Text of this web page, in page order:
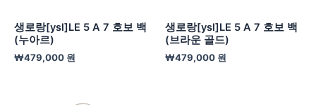
생로랑[ysl]LE 5 A 7 호보 백
(누아르)
₩479,000 원
생로랑[ysl]LE 5 A 7 호보 백
(브라운 골드)
₩479,000 원